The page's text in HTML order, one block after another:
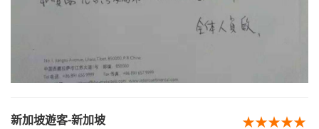
★★★★★
新加坡遊客-新加坡